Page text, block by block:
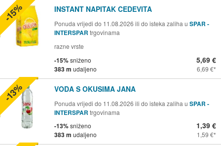
INSTANT NAPITAK CEDEVITA
Ponuda vrijedi do 11.08.2026 ili do isteka zaliha u SPAR -
INTERSPAR trgovinama
razne vrste
-15%sniženo
383 m udaljeno
5,69 €
6,69 €
-15%
VODA S OKUSIMA JANA
Ponuda vrijedi do 11.08.2026 ili do isteka zaliha u SPAR -
INTERSPAR trgovinama
-13%sniženo
383 m udaljeno
1,39 €
1,59 €
-13%